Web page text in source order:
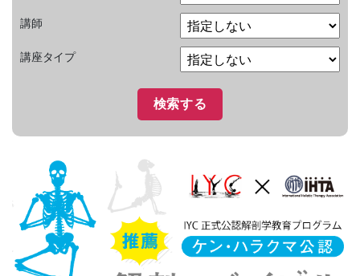
講師
講座タイプ